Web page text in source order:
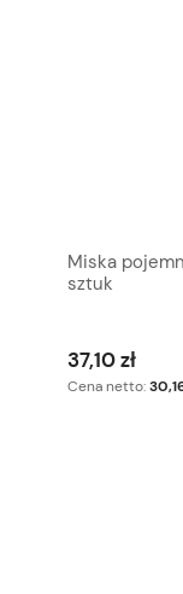
Miska
sztuk
37,10 zł
Cena netto: